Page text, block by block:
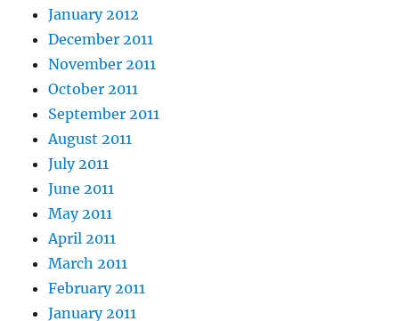
January 2012
December 2011
November 2011
October 2011
September 2011
August 2011
July 2011
June 2011
May 2011
April 2011
March 2011
February 2011
January 2011